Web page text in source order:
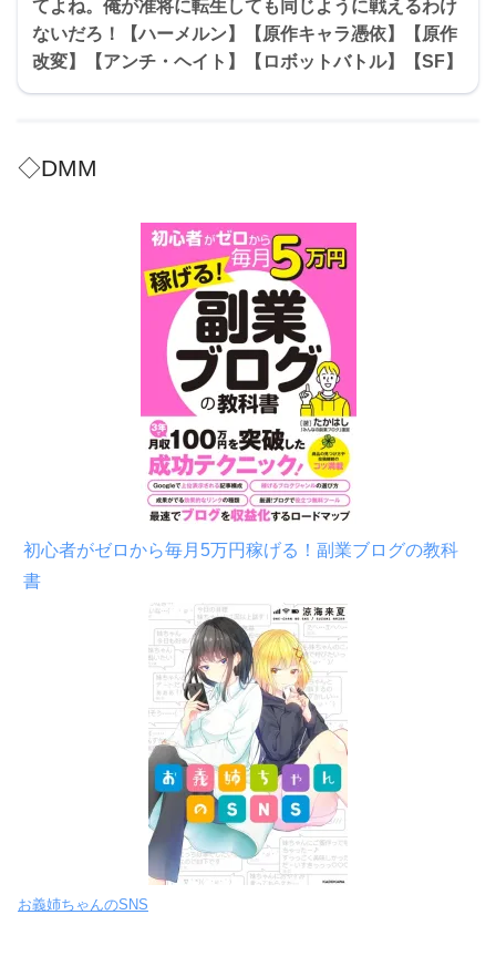
てよね。俺が准将に転生しても同じように戦えるわけ
ないだろ！【ハーメルン】【原作キャラ憑依】【原作
改変】【アンチ・ヘイト】【ロボットバトル】【SF】
◇DMM
初心者がゼロから毎月5万円稼げる！副業ブログの教科
書
お義姉ちゃんのSNS